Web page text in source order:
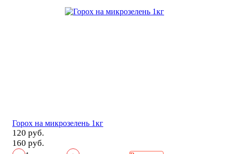
Горох на микрозелень 1кг
120 руб.
160 руб.